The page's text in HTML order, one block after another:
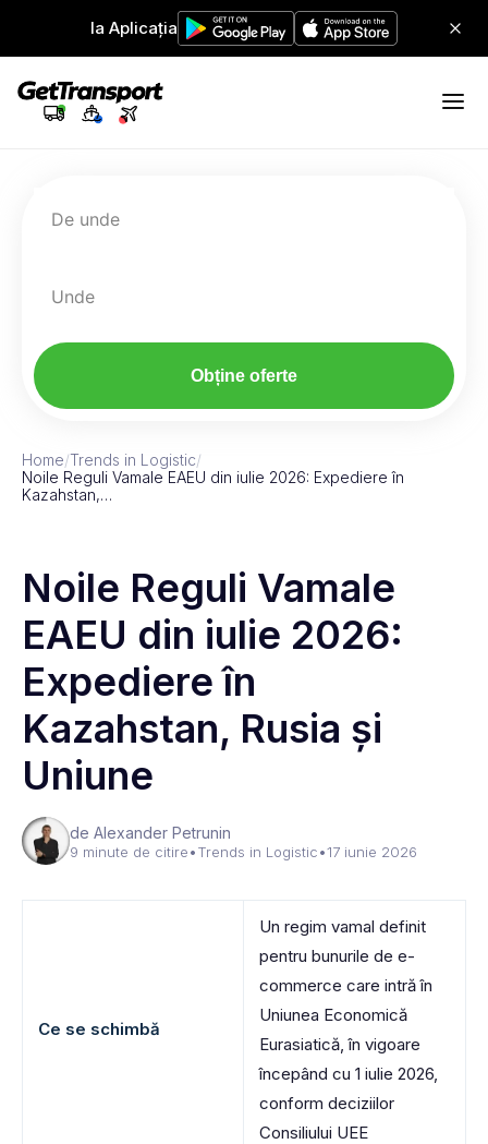
Ia Aplicația
De unde
Unde
Obține oferte
Home/Trends in Logistic/
Noile Reguli Vamale EAEU din iulie 2026: Expediere în
Kazahstan,…
Noile Reguli Vamale
EAEU din iulie 2026:
Expediere în
Kazahstan, Rusia și
Uniune
de Alexander Petrunin
9 minute de citire•Trends in Logistic•17 iunie 2026
Ce se schimbă
Un regim vamal definit
pentru bunurile de e-
commerce care intră în
Uniunea Economică
Eurasiatică, în vigoare
începând cu 1 iulie 2026,
conform deciziilor
Consiliului UEE